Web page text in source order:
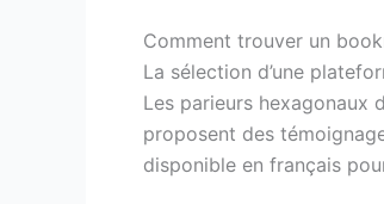
Comment trouver un
La sélection d’une
Les parieurs hexagonaux
proposent des
disponible en français